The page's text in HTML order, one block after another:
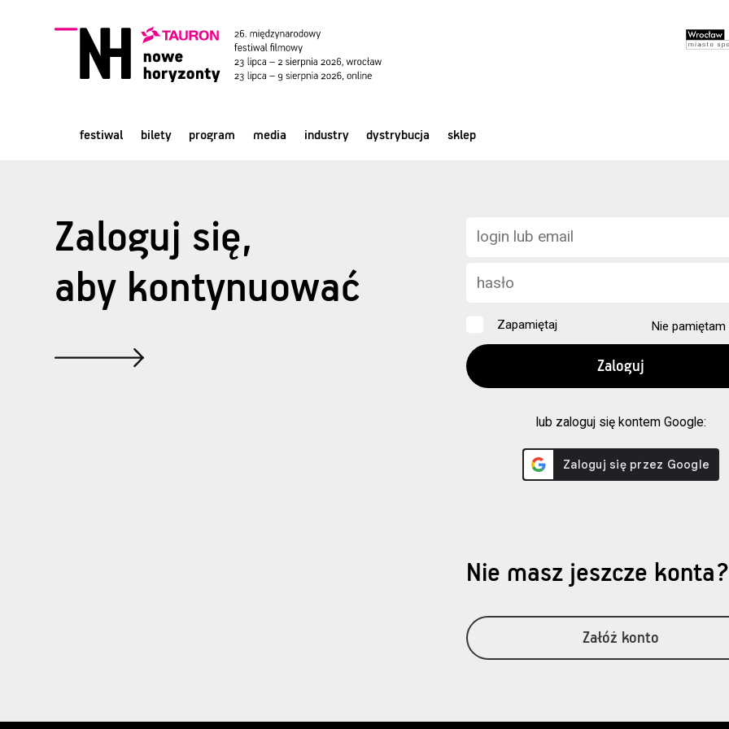
festiwal bilety program media industry dystrybucja sklep
Zaloguj się,
aby kontynuować
Zapamiętaj Nie pamiętam
lub zaloguj się kontem Google:
Nie masz jeszcze konta?
Załóż konto